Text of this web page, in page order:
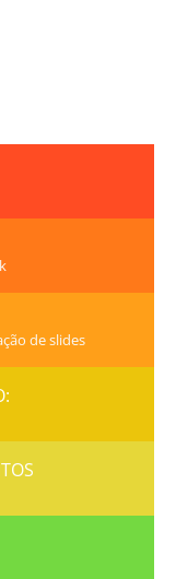
de slides